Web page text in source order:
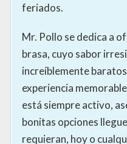
feriados.
Mr. Pollo se dedica a
brasa, cuyo sabor
increíblemente
experiencia
está siempre activo,
bonitas opciones
requieran, hoy o